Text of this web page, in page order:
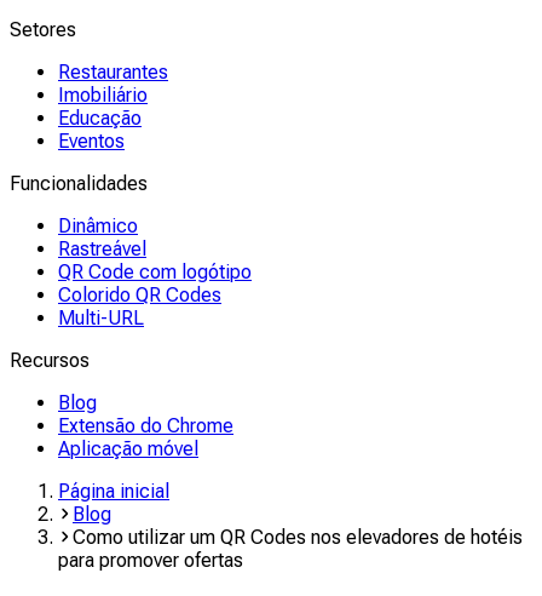
Setores
Restaurantes
Imobiliário
Educação
Eventos
Funcionalidades
Dinâmico
Rastreável
QR Code com logótipo
Colorido QR Codes
Multi-URL
Recursos
Blog
Extensão do Chrome
Aplicação móvel
Página inicial
Blog
Como utilizar um QR Codes nos elevadores de hotéis
para promover ofertas